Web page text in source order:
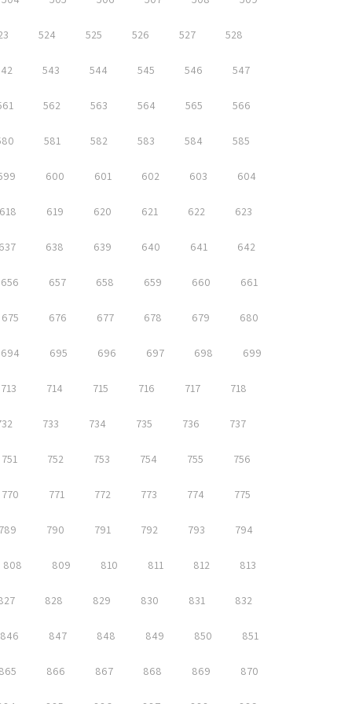
524 525 526 527 528
543 544 545 546 547
562 563 564 565 566
581 582 583 584 585
600 601 602 603 604
619 620 621 622 623
638 639 640 641 642
656 657 658 659 660 661
675 676 677 678 679 680
694 695 696 697 698 699
713 714 715 716 717 718
733 734 735 736 737
751 752 753 754 755 756
770 771 772 773 774 775
790 791 792 793 794
808 809 810 811 812 813
828 829 830 831 832
846 847 848 849 850 851
866 867 868 869 870